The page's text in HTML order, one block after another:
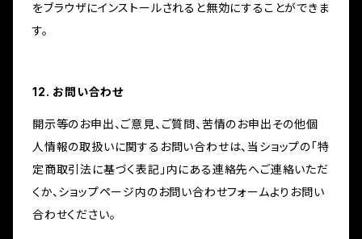
をブラウザにインストールされると無効にすることができま
す。
12. お問い合わせ
開示等のお申出、ご意見、ご質問、苦情のお申出その他個
人情報の取扱いに関するお問い合わせは、当ショップの「特
定商取引法に基づく表記」内にある連絡先へご連絡いただ
くか、ショップページ内のお問い合わせフォームよりお問い
合わせください。